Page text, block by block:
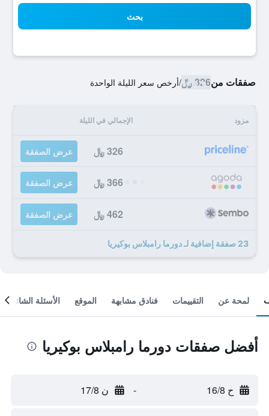
بحث
صفقات من326 ﷼ /أرخص سعر الليلة الواحدة
مزود الإجمالي في الليلة
326 ﷼ عرض الصفقة
366 ﷼ عرض الصفقة
462 ﷼ عرض الصفقة
23 صفقة إضافية لـ دورما رامبلاس بوكيريا
لمحة عن التقييمات فنادق مشابهة الموقع الأسئلة الشائعة
أفضل صفقات دورما رامبلاس بوكيريا
ح 16/8 - ن 17/8